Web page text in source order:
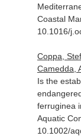
Coastal
10.1016/
Coppa,
Camedda,
Is the
ferruginea
Aquatic
10.1002/